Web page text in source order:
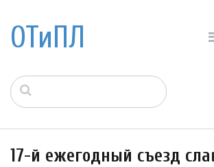
ОТиПЛ
17-й ежегодный съезд